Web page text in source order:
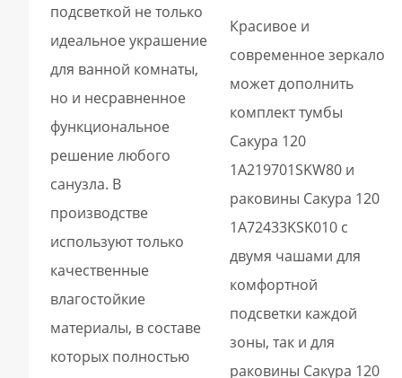
подсветкой не только
идеальное украшение
для ванной комнаты,
но и несравненное
функциональное
решение любого
санузла. В
производстве
используют только
качественные
влагостойкие
материалы, в составе
которых полностью
Красивое и
современное зеркало
может дополнить
комплект тумбы
Сакура 120
1A219701SKW80 и
раковины Сакура 120
1A72433KSK010 с
двумя чашами для
комфортной
подсветки каждой
зоны, так и для
раковины Сакура 120